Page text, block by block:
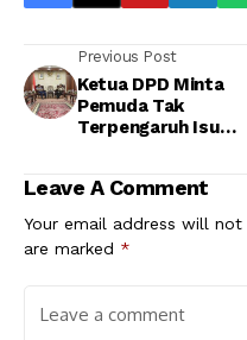
Previous Post
Ketua DPD Minta
Pemuda Tak
Terpengaruh Isu
Leave A Comment
Your email address will
are marked *